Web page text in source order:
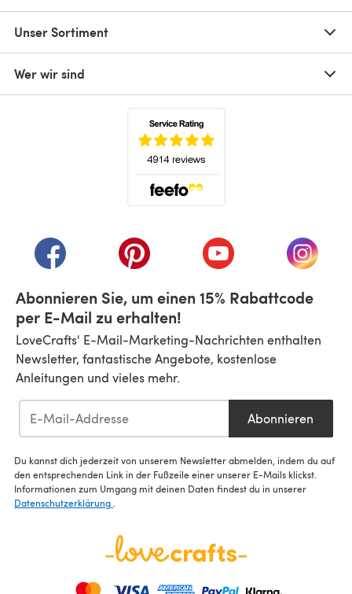
Unser Sortiment
Wer wir sind
(öffnet sich in einem neuen Tab)
(öffnet sich in einem neuen Tab)
(öffnet sich in einem
(öffnet
Abonnieren Sie, um einen 15% Rabattcode
per E-Mail zu erhalten!
LoveCrafts' E-Mail-Marketing-Nachrichten enthalten
Newsletter, fantastische Angebote, kostenlose
Anleitungen und vieles mehr.
Abonnieren
Du kannst dich jederzeit von unserem Newsletter abmelden, indem du auf
den entsprechenden Link in der Fußzeile einer unserer E-Mails klickst.
Informationen zum Umgang mit deinen Daten findest du in unserer
Datenschutzerklärung